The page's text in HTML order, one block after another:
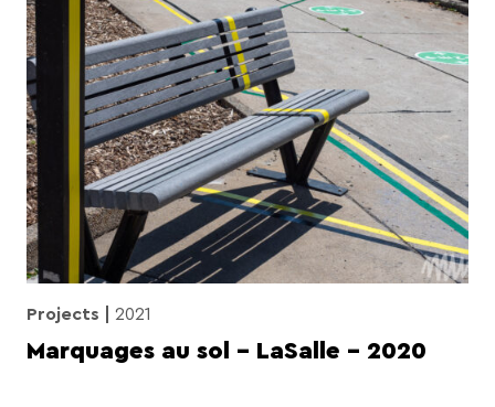
Projects 2021
Marquages au sol – LaSalle – 2020